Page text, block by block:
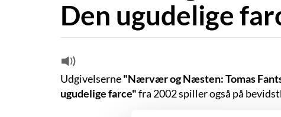
Den ugudelige
Udgivelserne"Nærvær og Næsten: Tomas
ugudelige farce"fra 2002 spiller også på